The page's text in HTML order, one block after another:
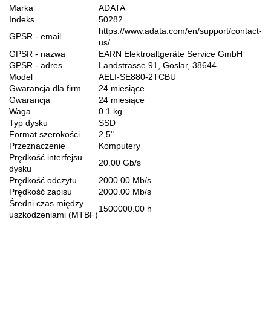
Marka
ADATA
Indeks
50282
GPSR - email
https://www.adata.com/en/support/contact-
us/
GPSR - nazwa
EARN Elektroaltgeräte Service GmbH
GPSR - adres
Landstrasse 91, Goslar, 38644
Model
AELI-SE880-2TCBU
Gwarancja dla firm
24 miesiące
Gwarancja
24 miesiące
Waga
0.1 kg
Typ dysku
SSD
Format szerokości
2,5"
Przeznaczenie
Komputery
Prędkość interfejsu
dysku
20.00 Gb/s
Prędkość odczytu
2000.00 Mb/s
Prędkość zapisu
2000.00 Mb/s
Średni czas między
uszkodzeniami (MTBF)
1500000.00 h